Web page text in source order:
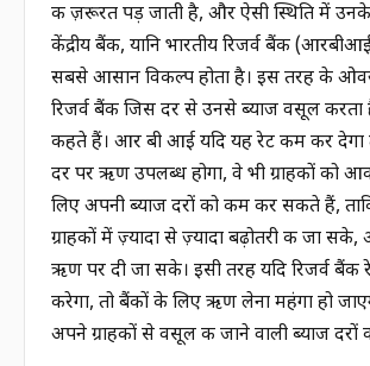
की ज़रूरत पड़ जाती है, और ऐसी स्थिति में
केंद्रीय बैंक, यानि भारतीय रिजर्व बैंक
सबसे आसान विकल्प होता है। इस तरह के
रिजर्व बैंक जिस दर से उनसे ब्याज वसूल करता
कहते हैं। आर बी आई यदि यह रेट कम कर देगा
दर पर ऋण उपलब्ध होगा, वे भी ग्राहकों को
लिए अपनी ब्याज दरों को कम कर सकते हैं,
ग्राहकों में ज़्यादा से ज़्यादा बढ़ोतरी की जा
ऋण पर दी जा सके। इसी तरह यदि रिजर्व बैंक
करेगा, तो बैंकों के लिए ऋण लेना महंगा हो
अपने ग्राहकों से वसूल की जाने वाली ब्याज दरों